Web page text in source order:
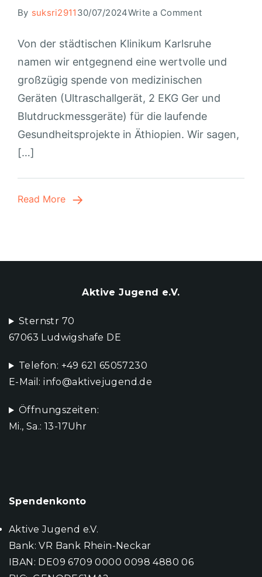
By suksri2911 30/07/2024Write a Comment
Von der städtischen Klinikum Karlsruhe
namen wir entgegnend eine wertvolle und
großzügig spende von medizinischen
Geräten (Ultraschallgerät, 2 EKG Ger und
Blutdruckmessgeräte) für die laufende
Gesundheitsprojekte in Äthiopien. Wir sagen,
[…]
Read More
Aktive Jugend e.V.
Sternstr 70
67063 Ludwigshafe DE
Telefon: +49 621 65057230
E-Mail: info@aktivejugend.de
Öffnungszeiten:
Mi., Sa.: 13-17Uhr
Spendenkonto
Aktive Jugend e.V.
Bank: VR Bank Rhein-Neckar
IBAN: DE09 6709 0000 0098 4880 06